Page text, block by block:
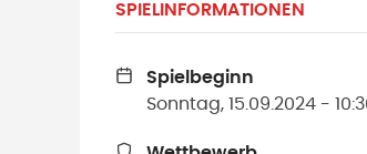
SPIELINFORMATIONEN
Spielbeginn
Sonntag, 15.09.2024 -